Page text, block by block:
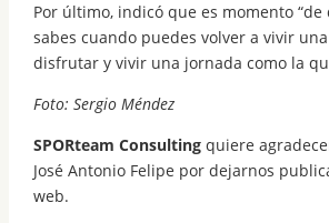
Por último, indicó que es momento
sabes cuando puedes volver a vivir
disfrutar y vivir una jornada como la
Foto: Sergio Méndez
SPORteam Consultingquiere
José Antonio Felipe por dejarnos
web.